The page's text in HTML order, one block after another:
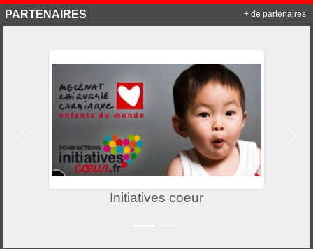
PARTENAIRES
Initiatives coeur
Précedent
+ de partenaires